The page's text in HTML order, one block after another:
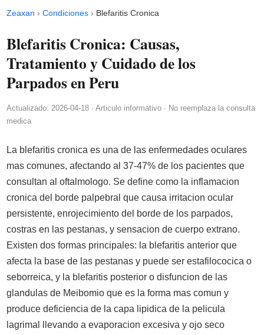
Zeaxan ›Condiciones › Blefaritis Cronica
Blefaritis Cronica: Causas,
Tratamiento y Cuidado de los
Parpados en Peru
Actualizado: 2026-04-18 · Articulo informativo · No reemplaza la consulta
medica
La blefaritis cronica es una de las enfermedades oculares
mas comunes, afectando al 37-47% de los pacientes que
consultan al oftalmologo. Se define como la inflamacion
cronica del borde palpebral que causa irritacion ocular
persistente, enrojecimiento del borde de los parpados,
costras en las pestanas, y sensacion de cuerpo extrano.
Existen dos formas principales: la blefaritis anterior que
afecta la base de las pestanas y puede ser estafilococica o
seborreica, y la blefaritis posterior o disfuncion de las
glandulas de Meibomio que es la forma mas comun y
produce deficiencia de la capa lipidica de la pelicula
lagrimal llevando a evaporacion excesiva y ojo seco